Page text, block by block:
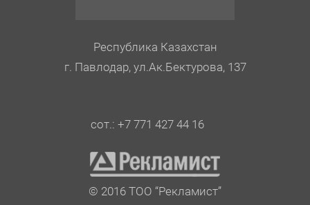
Республика Казахстан
г. Павлодар, ул.Ак.Бектурова, 137
сот.: +7 771 427 44 16
© 2016 ТОО “Рекламист”